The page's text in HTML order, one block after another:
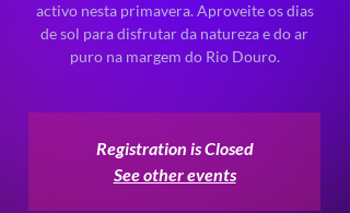
activo nesta primavera. Aproveite os dias
de sol para disfrutar da natureza e do ar
puro na margem do Rio Douro.
Registration is Closed
See other events